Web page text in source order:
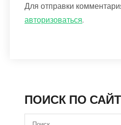
Для отправки
авторизоваться.
ПОИСК ПО